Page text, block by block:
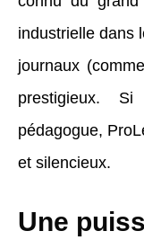
industrielle dans
journaux
prestigieux.
pédagogue,
et silencieux.
Une